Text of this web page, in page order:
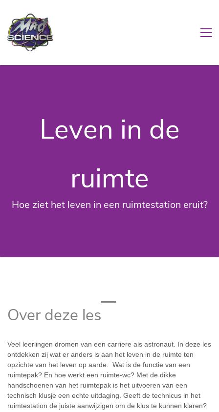
Leven in de
ruimte
Hoe ziet het leven in een ruimtestation eruit?
Over deze les
Veel leerlingen dromen van een carriere als astronaut. In deze les
ontdekken zij wat er anders is aan het leven in de ruimte ten
opzichte van het leven op aarde. Wat is de functie van een
ruimtepak? En hoe werkt een ruimte-wc? Met de dikke
handschoenen van het ruimtepak is het uitvoeren van een
technisch klusje een echte uitdaging. Geeft de technicus in het
ruimtestation de juiste aanwijzigen om de klus te kunnen klaren?